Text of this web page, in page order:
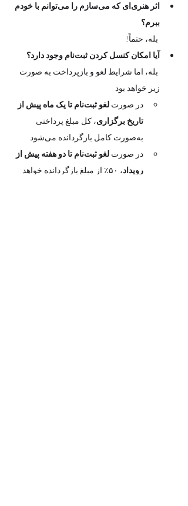
اثر هنری‌ای که می‌سازم را می‌توانم با خودم
ببرم؟
بله، حتماً!
آیا امکان کنسل کردن ثبت‌نام وجود دارد؟
بله، اما شرایط لغو و بازپرداخت به صورت
زیر خواهد بود
در صورت
لغو ثبت‌نام تا یک ماه پیش از
تاریخ برگزاری، کل مبلغ پرداختی
به‌صورت کامل بازگردانده می‌شود
در صورت
لغو ثبت‌نام تا دو هفته پیش از
رویداد
، ۵۰٪ از مبلغ بازگردانده خواهد